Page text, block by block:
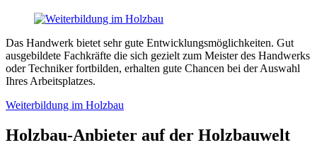
Das Handwerk bietet sehr gute Entwicklungsmöglichkeiten. Gut
ausgebildete Fachkräfte die sich gezielt zum Meister des Handwerks
oder Techniker fortbilden, erhalten gute Chancen bei der Auswahl
Ihres Arbeitsplatzes.
Weiterbildung im Holzbau
Holzbau-Anbieter auf der Holzbauwelt